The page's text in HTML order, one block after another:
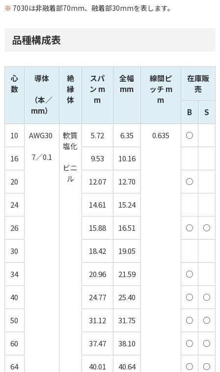
※ 7030は非融着部70mm、融着部30mmを表します。
品種構成表
心
数
導体
（本／
mm）
絶
縁
体
スパ
ン m
m
全幅
mm
線間ピ
ッチ m
m
在庫販
売
B S
10 AWG30
7／0.1
軟質
塩化
ビニ
ル
5.72 6.35 0.635 ○
16 9.53 10.16
20 12.07 12.70 ○
24 14.61 15.24
26 15.88 16.51 ○ ○
30 18.42 19.05
34 20.96 21.59 ○
40 24.77 25.40 ○ ○
50 31.12 31.75 ○ ○
60 37.47 38.10 ○ ○
64 40.01 40.64 ○ ○